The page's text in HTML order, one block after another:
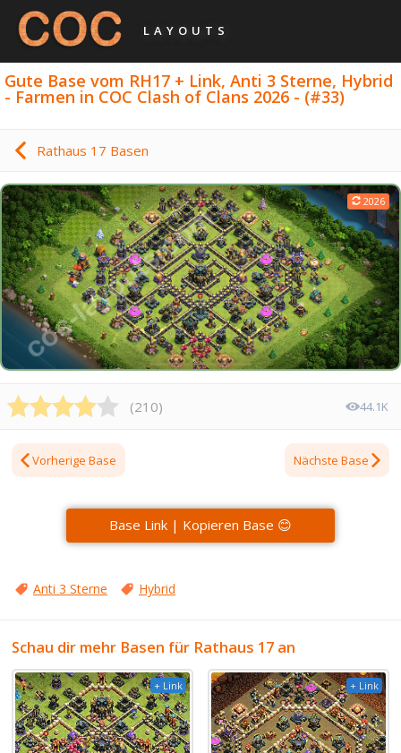
LAYOUTS
Gute Base vom RH17 + Link, Anti 3 Sterne, Hybrid
- Farmen in COC Clash of Clans 2026 - (#33)
Rathaus 17 Basen
2026
(210) 44.1K
Vorherige Base Nächste Base
Base Link | Kopieren Base 😊
Anti 3 Sterne Hybrid
Schau dir mehr Basen für Rathaus 17 an
+ Link + Link